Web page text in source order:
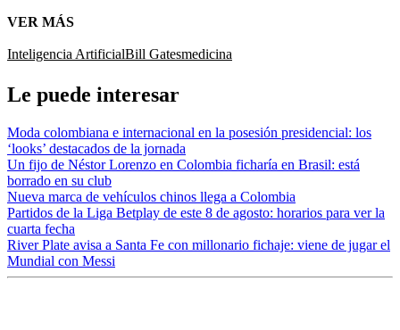
VER MÁS
Inteligencia ArtificialBill Gatesmedicina
Le puede interesar
Moda colombiana e internacional en la posesión presidencial: los
‘looks’ destacados de la jornada
Un fijo de Néstor Lorenzo en Colombia ficharía en Brasil: está
borrado en su club
Nueva marca de vehículos chinos llega a Colombia
Partidos de la Liga Betplay de este 8 de agosto: horarios para ver la
cuarta fecha
River Plate avisa a Santa Fe con millonario fichaje: viene de jugar el
Mundial con Messi